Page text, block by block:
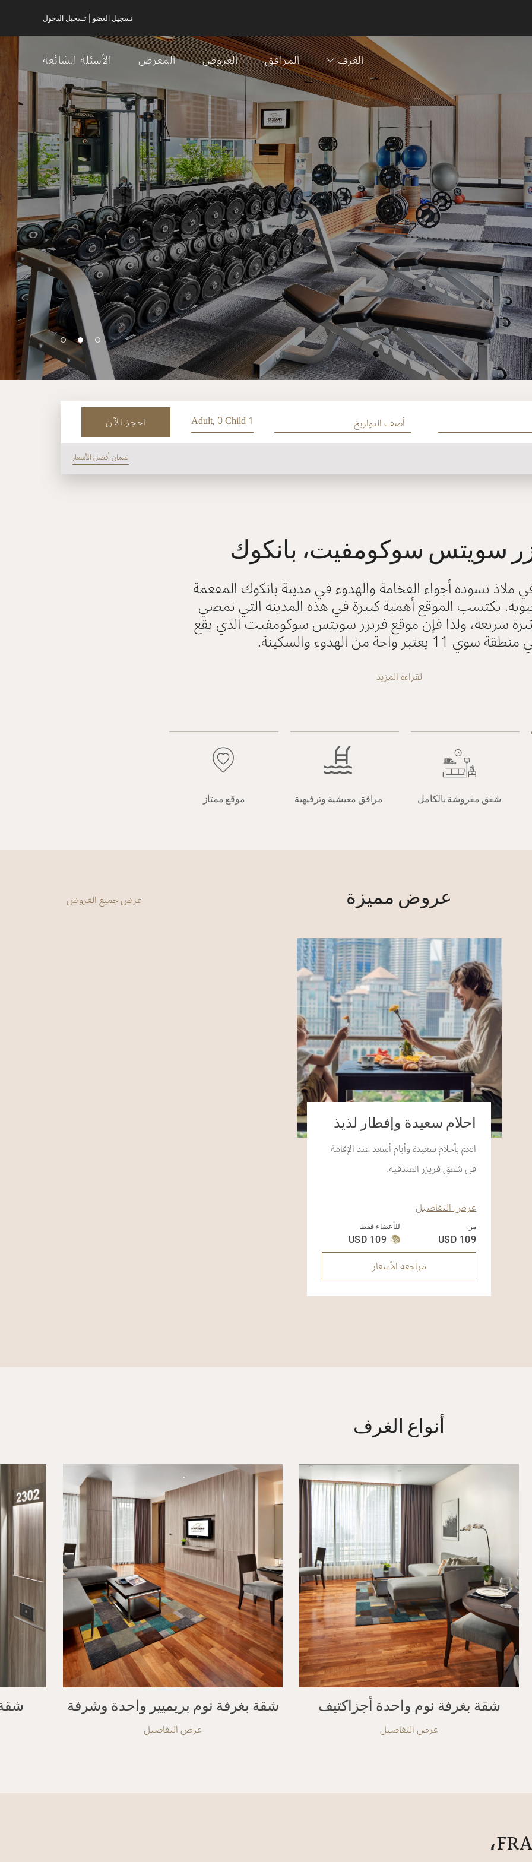
تسجيل العضو تسجيل الدخول
الغرف المرافق العروض المعرض الأسئلة الشائعة
1 Adult, 0 Child احجز الآن
ضمان أفضل الأسعار
سويتس سوكومفيت، بانكوك
ملاذ تسوده أجواء الفخامة والهدوء في مدينة بانكوك المفعمة
يكتسب الموقع أهمية كبيرة في هذه المدينة التي تمضي
سريعة، ولذا فإن موقع فريزر سويتس سوكومفيت الذي يقع
سوي 11 يعتبر واحة من الهدوء والسكينة.
لقراءة المزيد
شقق مفروشة بالكامل مرافق معيشية وترفيهية موقع ممتاز
عروض مميزة عرض جميع العروض
أحلام سعيدة وإفطار لذيذ
انعم بأحلام سعيدة وأيام أسعد عند الإقامة
في شقق فريزر الفندقية.
عرض التفاصيل
من
USD 109
للأعضاء فقط
USD 109
مراجعة الأسعار
أنواع الغرف
شقة بغرفة نوم واحدة أجزاكتيف
عرض التفاصيل
شقة بغرفة نوم بريميير واحدة وشرفة
عرض التفاصيل
FRASER SUITES SUKHUMVIT،